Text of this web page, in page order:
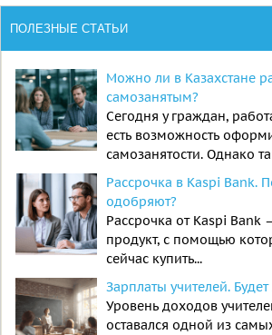
ПОЛЕЗНЫЕ СТАТЬИ
Можно ли в Казахстане
самозанятым?
Сегодня у граждан,
есть возможность
самозанятости. Однако
Рассрочка в Kaspi Bank.
одобряют?
Рассрочка от Kaspi Bank
продукт, с помощью
сейчас купить...
Зарплаты учителей.
Уровень доходов
оставался одной из